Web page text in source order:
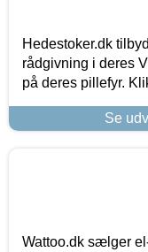
Hedestoker.dk
rådgivning i deres
på deres pillefyr.
Se
Wattoo.dk sælger